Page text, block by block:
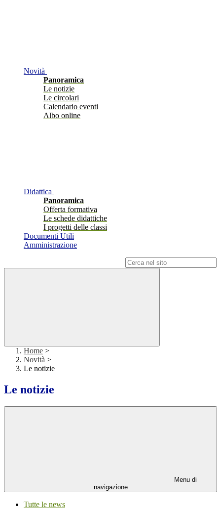
Novità
Panoramica
Le notizie
Le circolari
Calendario eventi
Albo online
Didattica
Panoramica
Offerta formativa
Le schede didattiche
I progetti delle classi
Documenti Utili
Amministrazione
Home >
Novità >
Le notizie
Le notizie
Menu di
navigazione
Tutte le news